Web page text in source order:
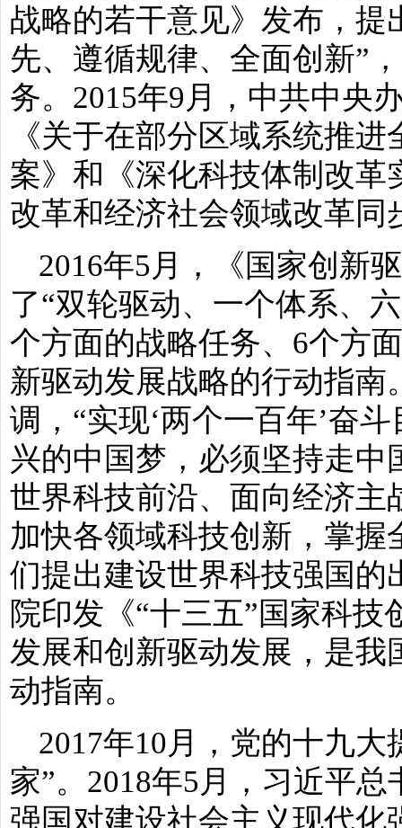
战略的若干意见》发布，提
先、遵循规律、全面创新”
务。2015年9月，中共中央
《关于在部分区域系统推
案》和《深化科技体制改
改革和经济社会领域改革同
2016年5月，《国家创新
了“双轮驱动、一个体系、
个方面的战略任务、6个方
新驱动发展战略的行动指
调，“实现‘两个一百年’奋
兴的中国梦，必须坚持走
世界科技前沿、面向经济
加快各领域科技创新，掌
们提出建设世界科技强国的
院印发《“十三五”国家科
发展和创新驱动发展，是
动指南。
2017年10月，党的十九
家”。2018年5月，习近平
强国对建设社会主义现代化